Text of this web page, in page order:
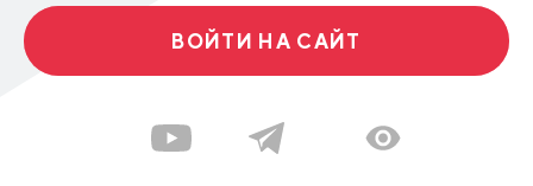
ВОЙТИ НА САЙТ